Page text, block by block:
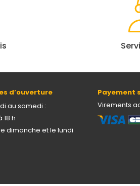
d’ouverture
au samedi :
18 h
dimanche et le lundi
Payement
Virements